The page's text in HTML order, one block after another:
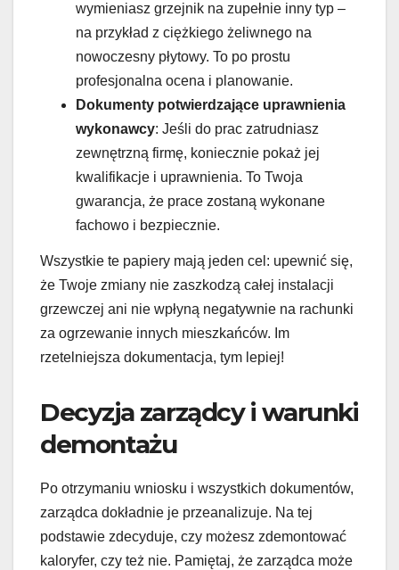
wymieniasz grzejnik na zupełnie inny typ –
na przykład z ciężkiego żeliwnego na
nowoczesny płytowy. To po prostu
profesjonalna ocena i planowanie.
Dokumenty potwierdzające uprawnienia
wykonawcy: Jeśli do prac zatrudniasz
zewnętrzną firmę, koniecznie pokaż jej
kwalifikacje i uprawnienia. To Twoja
gwarancja, że prace zostaną wykonane
fachowo i bezpiecznie.
Wszystkie te papiery mają jeden cel: upewnić się,
że Twoje zmiany nie zaszkodzą całej instalacji
grzewczej ani nie wpłyną negatywnie na rachunki
za ogrzewanie innych mieszkańców. Im
rzetelniejsza dokumentacja, tym lepiej!
Decyzja zarządcy i warunki
demontażu
Po otrzymaniu wniosku i wszystkich dokumentów,
zarządca dokładnie je przeanalizuje. Na tej
podstawie zdecyduje, czy możesz zdemontować
kaloryfer, czy też nie. Pamiętaj, że zarządca może